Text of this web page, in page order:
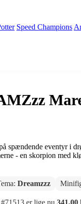
Speed Champions
spændende eventyr i
- en skorpion med
Dreamzzz
er lige nu 341,00